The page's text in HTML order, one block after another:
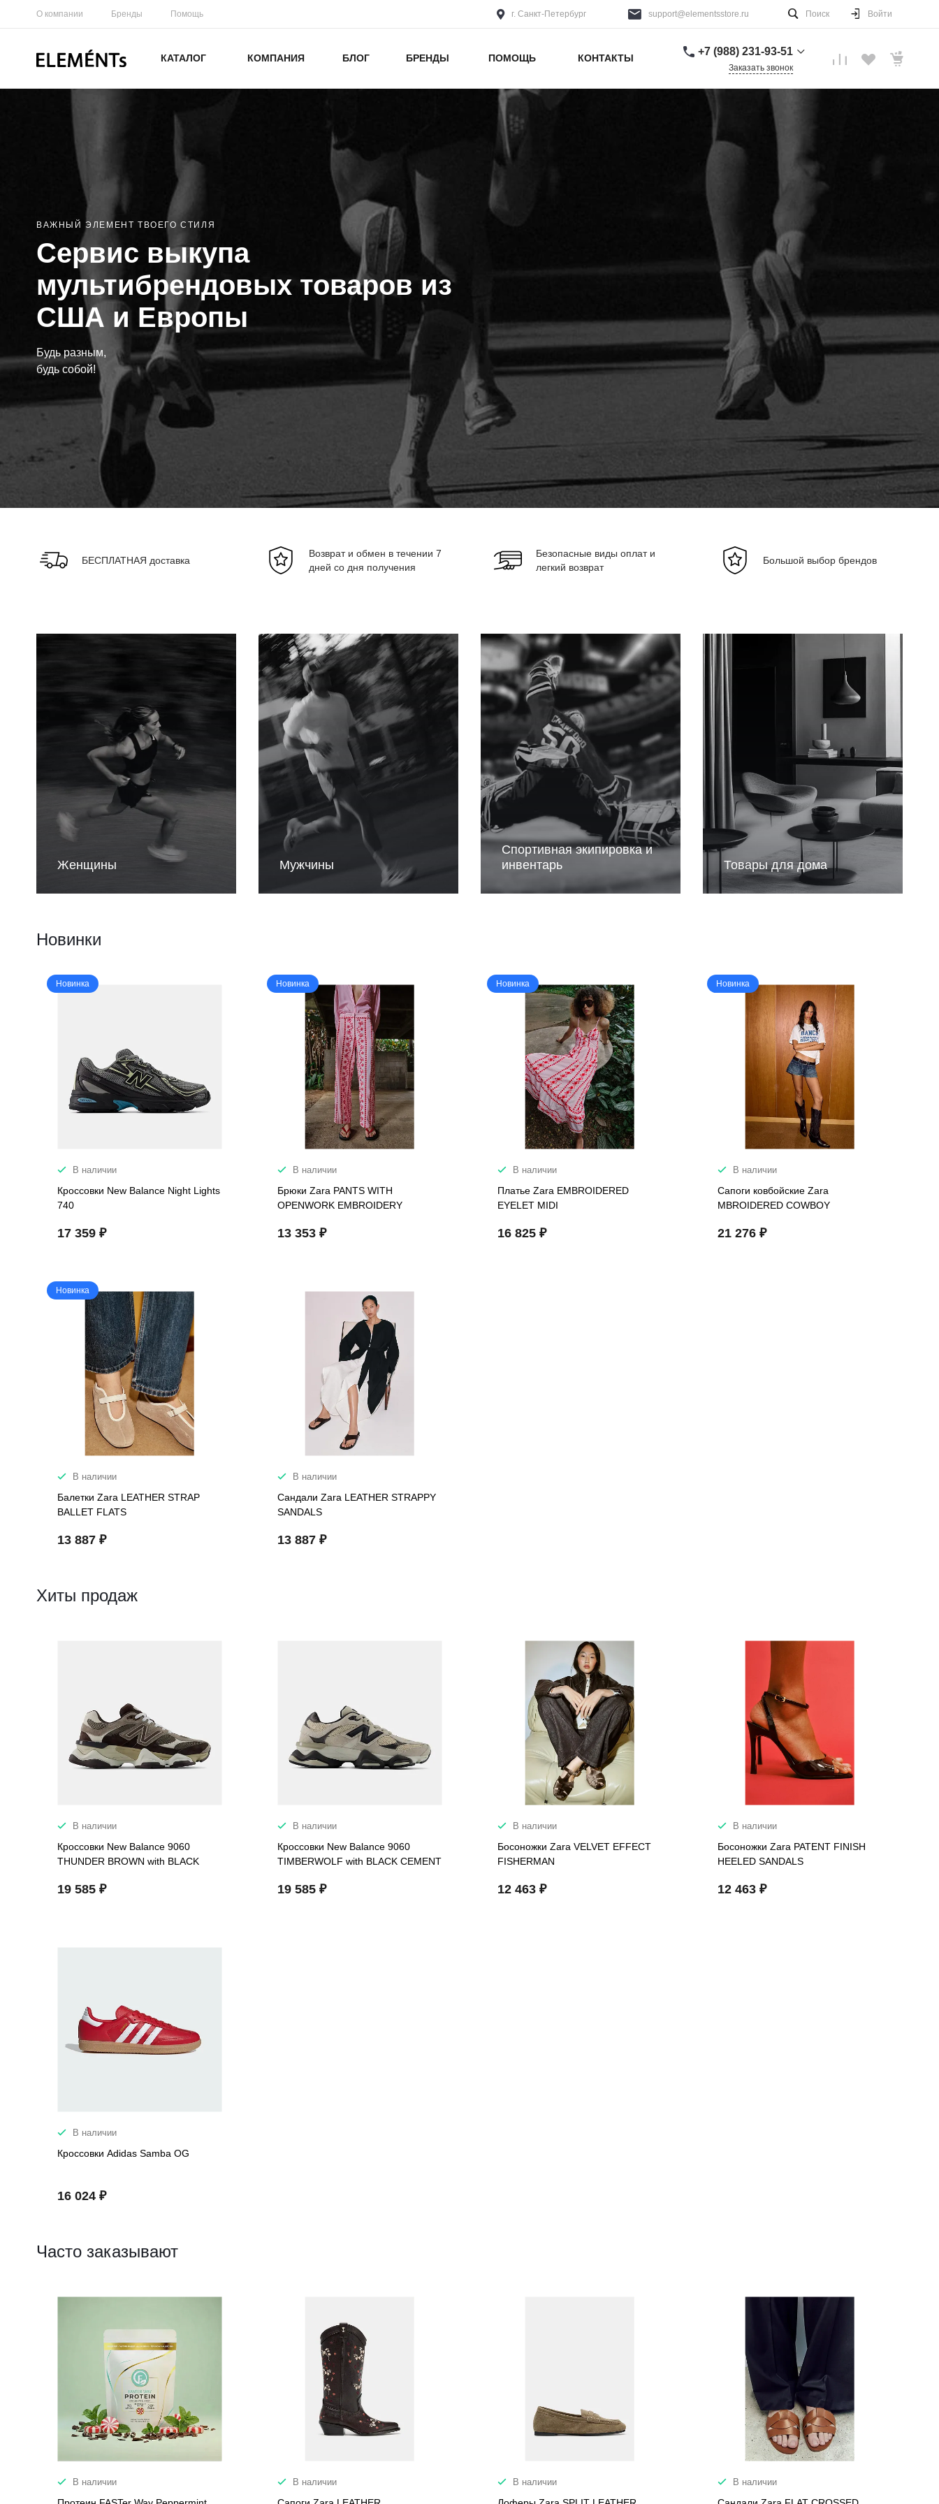
О компании Бренды Помощь г. Санкт-Петербург support@elementsstore.ru Поиск Войти
КАТАЛОГ КОМПАНИЯ БЛОГ БРЕНДЫ ПОМОЩЬ КОНТАКТЫ
+7 (988) 231-93-51
+7 (988) 231-93-51
г. Санкт-Петербург
support@elementsstore.ru
Заказать звонок
ВАЖНЫЙ ЭЛЕМЕНТ ТВОЕГО СТИЛЯ
Сервис выкупа
мультибрендовых товаров из
США и Европы
Будь разным,
будь собой!
БЕСПЛАТНАЯ доставка
Возврат и обмен в течении 7
дней со дня получения
Безопасные виды оплат и
легкий возврат
Большой выбор брендов
Женщины Мужчины
Спортивная экипировка и
инвентарь
Товары для дома
Новинки
Новинка
В наличии
Кроссовки New Balance Night Lights
740
17 359 ₽
Новинка
В наличии
Брюки Zara PANTS WITH
OPENWORK EMBROIDERY
13 353 ₽
Новинка
В наличии
Платье Zara EMBROIDERED
EYELET MIDI
16 825 ₽
Новинка
В наличии
Сапоги ковбойские Zara
MBROIDERED COWBOY
21 276 ₽
Новинка
В наличии
Балетки Zara LEATHER STRAP
BALLET FLATS
13 887 ₽
В наличии
Сандали Zara LEATHER STRAPPY
SANDALS
13 887 ₽
Хиты продаж
В наличии
Кроссовки New Balance 9060
THUNDER BROWN with BLACK
19 585 ₽
В наличии
Кроссовки New Balance 9060
TIMBERWOLF with BLACK CEMENT
19 585 ₽
В наличии
Босоножки Zara VELVET EFFECT
FISHERMAN
12 463 ₽
В наличии
Босоножки Zara PATENT FINISH
HEELED SANDALS
12 463 ₽
В наличии
Кроссовки Adidas Samba OG
16 024 ₽
Часто заказывают
В наличии В наличии В наличии В наличии